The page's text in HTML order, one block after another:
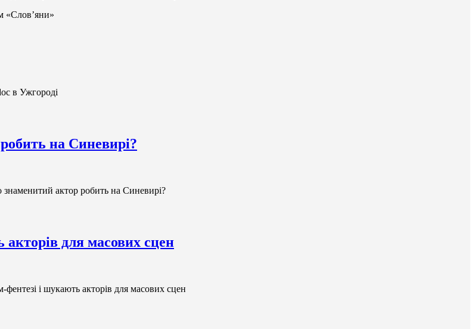
«Слов’яни»
в Ужгороді
на Синевирі?
знаменитий актор робить на Синевирі?
для масових сцен
фентезі і шукають акторів для масових сцен